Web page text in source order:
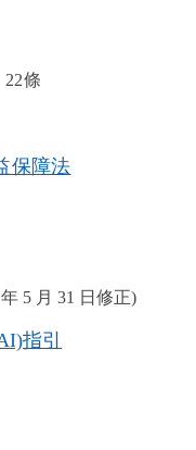
22條
保障法
5 月 31 日修正)
指引